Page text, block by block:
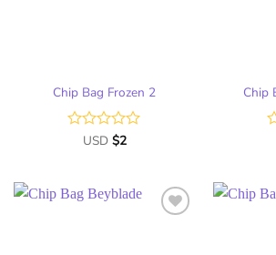
Chip Bag Frozen 2
Valorado
5
USD $2
Chip
5